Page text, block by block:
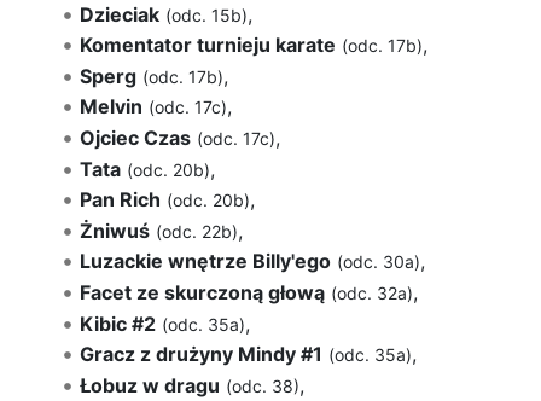
Dzieciak (odc. 15b),
Komentator turnieju karate (odc. 17b),
Sperg (odc. 17b),
Melvin (odc. 17c),
Ojciec Czas (odc. 17c),
Tata (odc. 20b),
Pan Rich (odc. 20b),
Żniwuś (odc. 22b),
Luzackie wnętrze Billy'ego (odc. 30a),
Facet ze skurczoną głową (odc. 32a),
Kibic #2 (odc. 35a),
Gracz z drużyny Mindy #1 (odc. 35a),
Łobuz w dragu (odc. 38),